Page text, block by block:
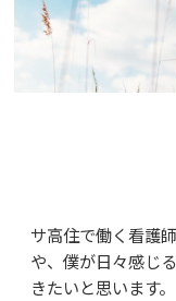
サ高住で働く看護
や、僕が日々感じ
きたいと思います。